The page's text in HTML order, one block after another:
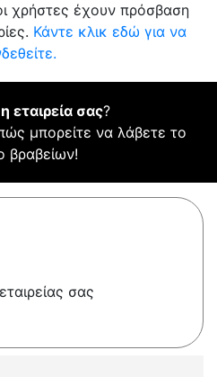
χρήστες έχουν πρόσβαση
Κάντε κλικ εδώ για να
εταιρεία σας?
μπορείτε να λάβετε το
βραβείων!
σας